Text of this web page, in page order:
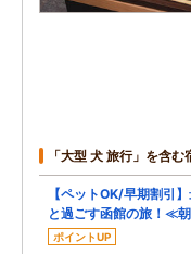
「大型 犬 旅行」を含む
【ペットOK/早期割引
と過ごす函館の旅！≪
ポイントUP